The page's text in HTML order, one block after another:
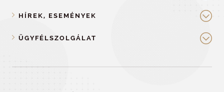
HÍREK, ESEMÉNYEK
ÜGYFÉLSZOLGÁLAT